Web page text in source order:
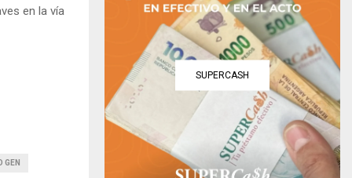
en la vía
GEN
SUPERCASH